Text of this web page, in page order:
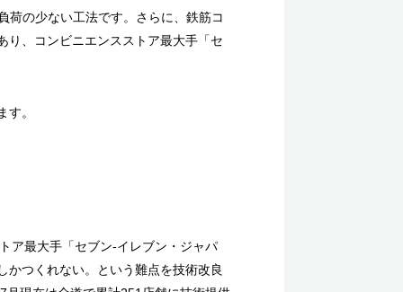
荷の少ない工法です。さらに、鉄筋コ
り、コンビニエンスストア最大手「セ
。
ア最大手「セブン-イレブン・ジャパ
かつくれない。という難点を技術改良